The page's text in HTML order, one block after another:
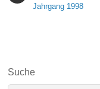
Jahrgang 1998
Suche